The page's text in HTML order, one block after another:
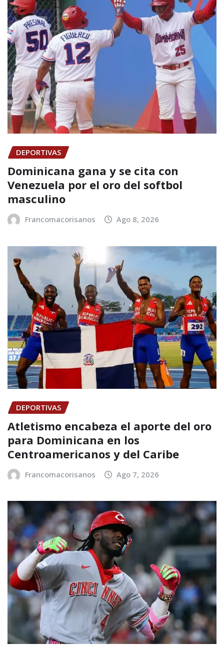
DEPORTIVAS
Dominicana gana y se cita con
Venezuela por el oro del softbol
masculino
Francomacorisanos Ago 8, 2026
DEPORTIVAS
Atletismo encabeza el aporte del oro
para Dominicana en los
Centroamericanos y del Caribe
Francomacorisanos Ago 7, 2026